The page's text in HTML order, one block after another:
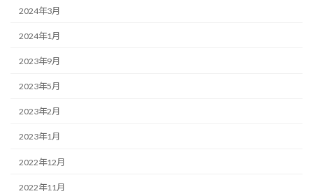
2024年3月
2024年1月
2023年9月
2023年5月
2023年2月
2023年1月
2022年12月
2022年11月